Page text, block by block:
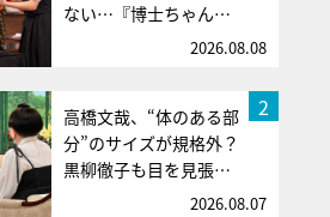
ない…『博士ちゃん…
2026.08.08
2
高橋文哉、“体のある部
分”のサイズが規格外？
黒柳徹子も目を見張…
2026.08.07